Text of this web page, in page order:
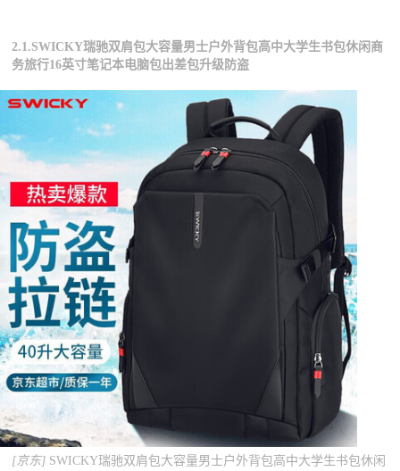
2.1.SWICKY瑞驰双肩包大容量男士户外背包高中大学生书包休闲商
务旅行16英寸笔记本电脑包出差包升级防盗
[京东] SWICKY瑞驰双肩包大容量男士户外背包高中大学生书包休闲